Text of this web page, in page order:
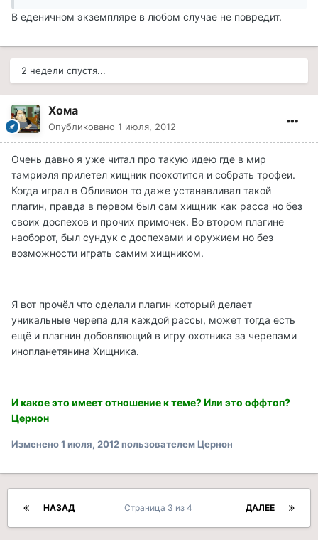
В еденичном экземпляре в любом случае не повредит.
2 недели спустя...
Хома
Опубликовано 1 июля, 2012
Очень давно я уже читал про такую идею где в мир
тамриэля прилетел хищник поохотится и собрать трофеи.
Когда играл в Обливион то даже устанавливал такой
плагин, правда в первом был сам хищник как расса но без
своих доспехов и прочих примочек. Во втором плагине
наоборот, был сундук с доспехами и оружием но без
возможности играть самим хищником.
Я вот прочёл что сделали плагин который делает
уникальные черепа для каждой рассы, может тогда есть
ещё и плагнин добовляющий в игру охотника за черепами
инопланетянина Хищника.
И какое это имеет отношение к теме? Или это оффтоп?
Цернон
Изменено1 июля, 2012пользователем Цернон
НАЗАД ДАЛЕЕ
Страница 3 из 4